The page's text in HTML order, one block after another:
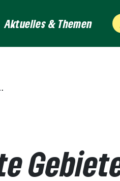
Aktuelles & Themen